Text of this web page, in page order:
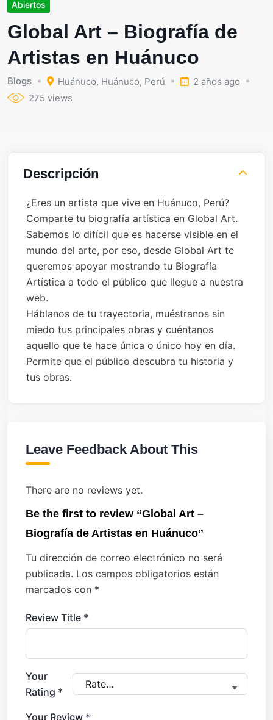
Abiertos
Global Art – Biografía de
Artistas en Huánuco
Blogs Huánuco, Huánuco, Perú
2 años ago
275 views
Descripción
¿Eres un artista que vive en Huánuco, Perú?
Comparte tu biografía artística en Global Art.
Sabemos lo difícil que es hacerse visible en el
mundo del arte, por eso, desde Global Art te
queremos apoyar mostrando tu Biografía
Artística a todo el público que llegue a nuestra
web.
Háblanos de tu trayectoria, muéstranos sin
miedo tus principales obras y cuéntanos
aquello que te hace única o único hoy en día.
Permite que el público descubra tu historia y
tus obras.
Leave Feedback About This
There are no reviews yet.
Be the first to review “Global Art –
Biografía de Artistas en Huánuco”
Tu dirección de correo electrónico no será
publicada. Los campos obligatorios están
marcados con *
Review Title *
Your
Rating *
Your Review *